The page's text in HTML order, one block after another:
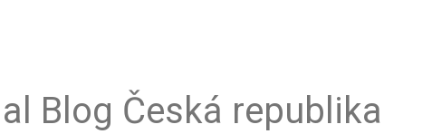
Blog Česká republika